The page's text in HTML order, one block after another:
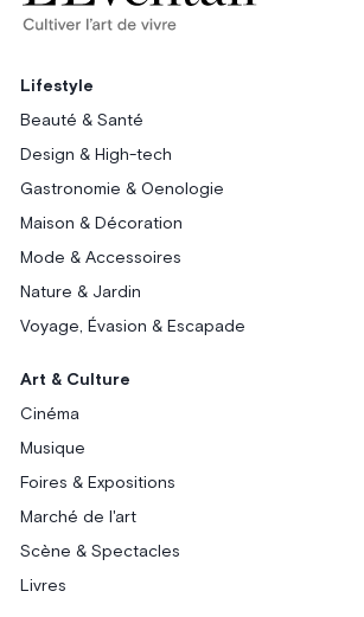
Lifestyle
Beauté & Santé
Design & High-tech
Gastronomie & Oenologie
Maison & Décoration
Mode & Accessoires
Nature & Jardin
Voyage, Évasion & Escapade
Art & Culture
Cinéma
Musique
Foires & Expositions
Marché de l'art
Scène & Spectacles
Livres